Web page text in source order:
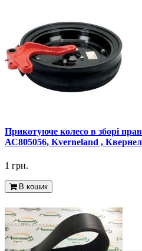
Прикотуюче колесо в зборі
АС805056, Kverneland ,
1 грн.
В кошик